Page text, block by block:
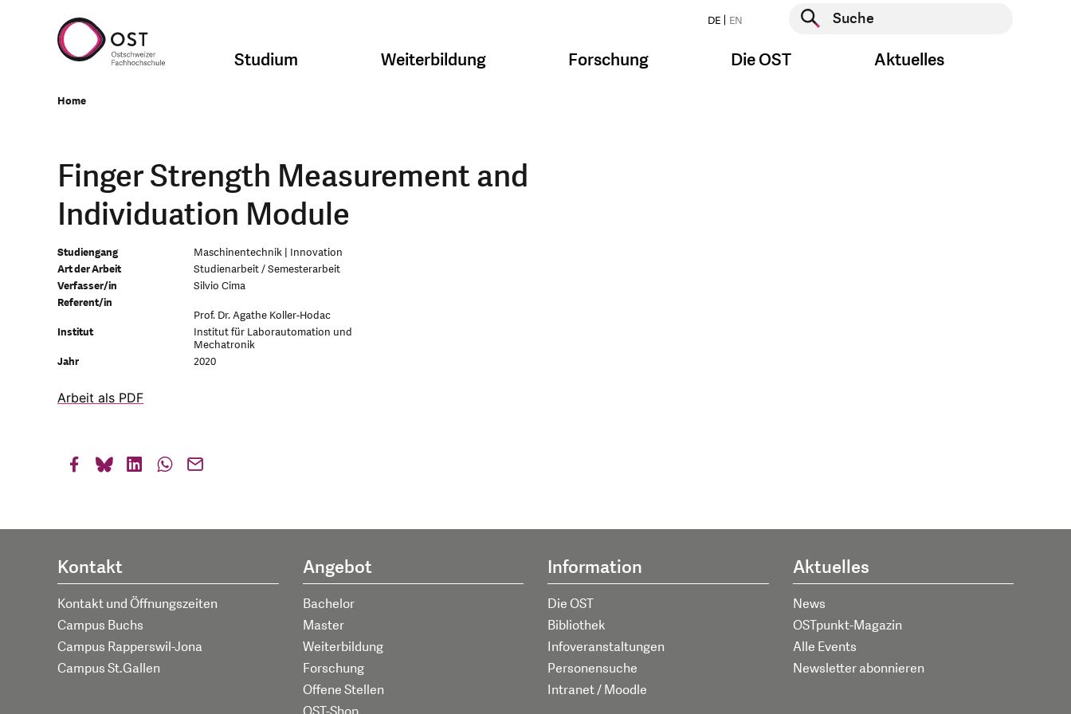
DE EN
Suche starten
Studium Weiterbildung Forschung Die OST Aktuelles
Home
Finger Strength Measurement and
Individuation Module
Studiengang
Maschinentechnik | Innovation
Art der Arbeit
Studienarbeit / Semesterarbeit
Verfasser/in
Silvio Cima
Referent/in
Prof. Dr. Agathe Koller-Hodac
Institut
Institut für Laborautomation und
Mechatronik
Jahr
2020
Arbeit als PDF
Kontakt
Kontakt und Öffnungszeiten
Campus Buchs
Campus Rapperswil-Jona
Campus St.Gallen
Angebot
Bachelor
Master
Weiterbildung
Forschung
Offene Stellen
Information
Die OST
Bibliothek
Infoveranstaltungen
Personensuche
Intranet / Moodle
Aktuelles
News
OSTpunkt-Magazin
Alle Events
Newsletter abonnieren